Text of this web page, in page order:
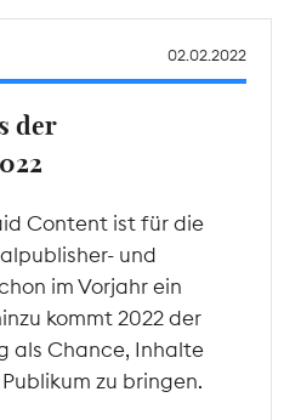
02.02.2022
der
Content ist für die
und
im Vorjahr ein
kommt 2022 der
als Chance, Inhalte
zu bringen.